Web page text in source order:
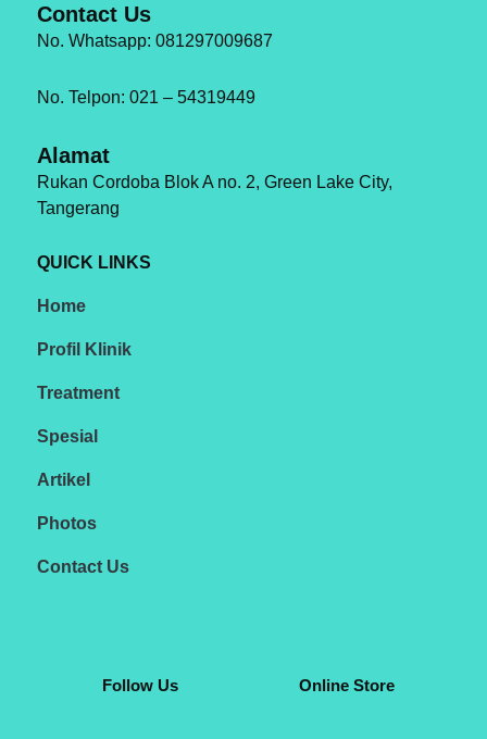
Contact Us
No. Whatsapp: 081297009687
No. Telpon: 021 – 54319449
Alamat
Rukan Cordoba Blok A no. 2, Green Lake City,
Tangerang
QUICK LINKS
Home
Profil Klinik
Treatment
Spesial
Artikel
Photos
Contact Us
Follow Us Online Store